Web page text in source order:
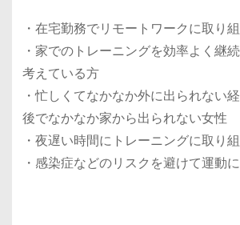
・在宅勤務でリモートワークに取り
・家でのトレーニングを効率よく継
考えている方
・忙しくてなかなか外に出られない
後でなかなか家から出られない女性
・夜遅い時間にトレーニングに取り
・感染症などのリスクを避けて運動